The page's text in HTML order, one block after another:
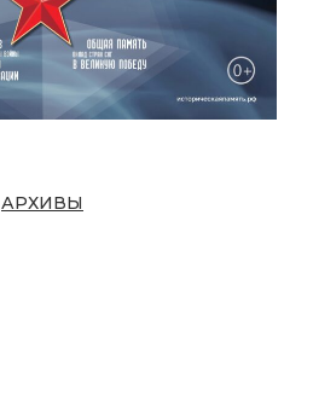
АРХИВЫ